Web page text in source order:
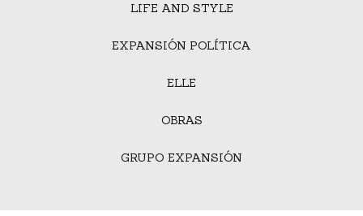
LIFE AND STYLE
EXPANSIÓN POLÍTICA
ELLE
OBRAS
GRUPO EXPANSIÓN